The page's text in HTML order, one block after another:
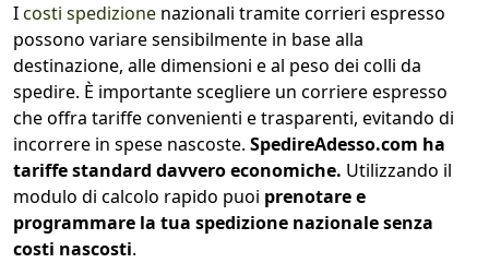
Icosti spedizione nazionali tramite corrieri espresso
possono variare sensibilmente in base alla
destinazione, alle dimensioni e al peso dei colli da
spedire. È importante scegliere un corriere espresso
che offra tariffe convenienti e trasparenti, evitando di
incorrere in spese nascoste. SpedireAdesso.com ha
tariffe standard davvero economiche. Utilizzando il
modulo di calcolo rapido puoi prenotare e
programmare la tua spedizione nazionale senza
costi nascosti.